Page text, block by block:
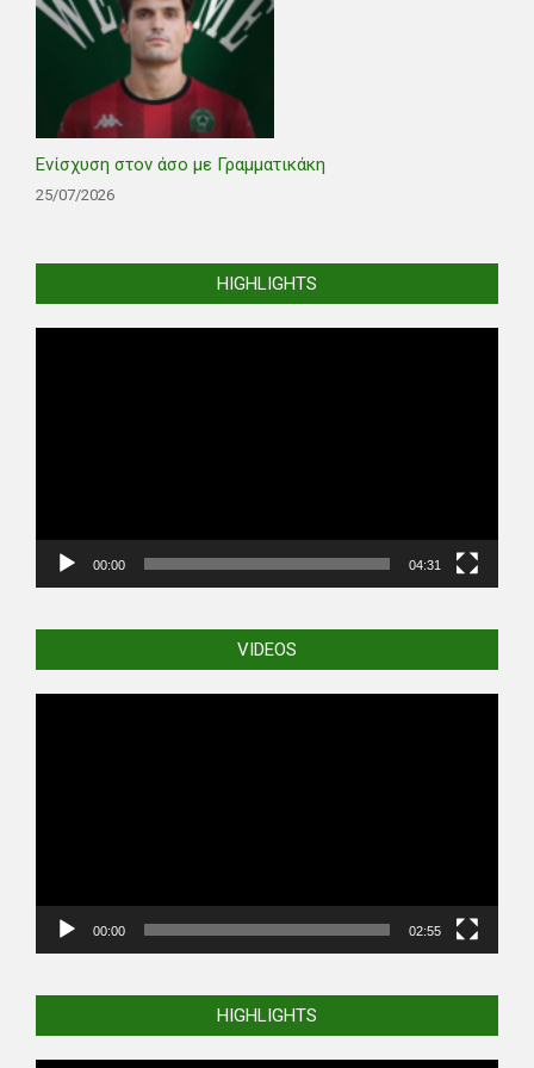
Ενίσχυση στον άσο με Γραμματικάκη
25/07/2026
HIGHLIGHTS
00:00 04:31
VIDEOS
00:00 02:55
HIGHLIGHTS